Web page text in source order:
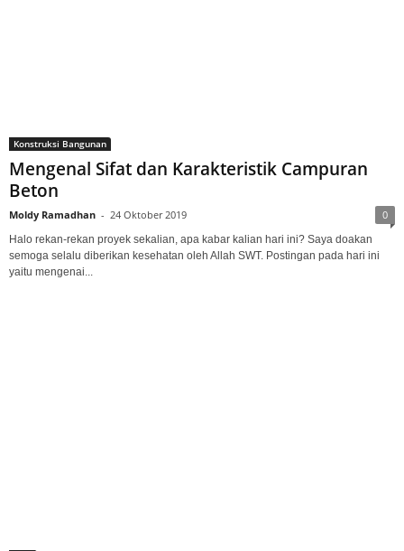
Konstruksi Bangunan
Mengenal Sifat dan Karakteristik Campuran
Beton
Moldy Ramadhan - 24 Oktober 2019 0
Halo rekan-rekan proyek sekalian, apa kabar kalian hari ini? Saya doakan
semoga selalu diberikan kesehatan oleh Allah SWT. Postingan pada hari ini
yaitu mengenai...